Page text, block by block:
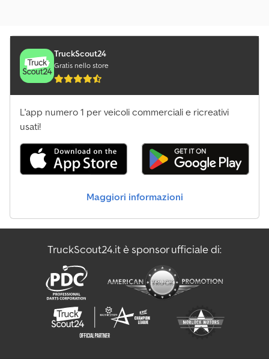
TruckScout24
Gratis nello store
L'app numero 1 per veicoli commerciali e ricreativi
usati!
Maggiori informazioni
TruckScout24.it è sponsor ufficiale di: